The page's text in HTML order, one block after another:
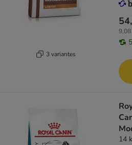
3 variantes
9,08
14